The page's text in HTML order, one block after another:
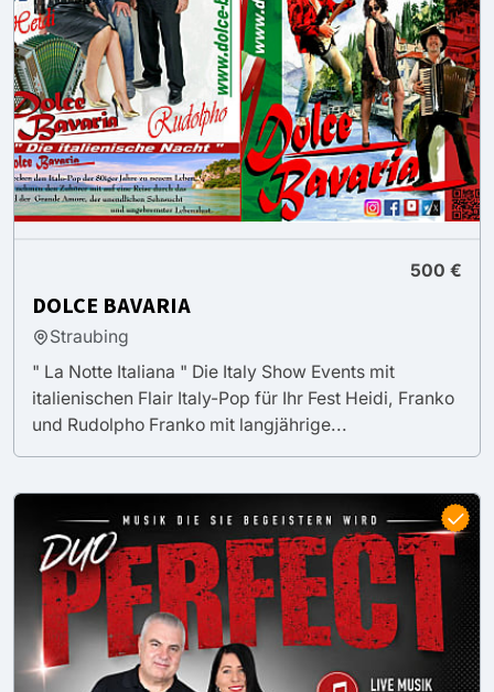
500 €
DOLCE BAVARIA
Straubing
" La Notte Italiana " Die Italy Show Events mit
italienischen Flair Italy-Pop für Ihr Fest Heidi, Franko
und Rudolpho Franko mit langjährige...